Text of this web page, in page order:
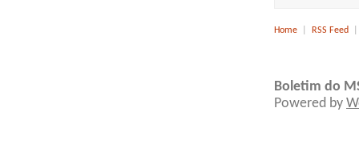
Home RSS Feed
Boletim do
Powered by